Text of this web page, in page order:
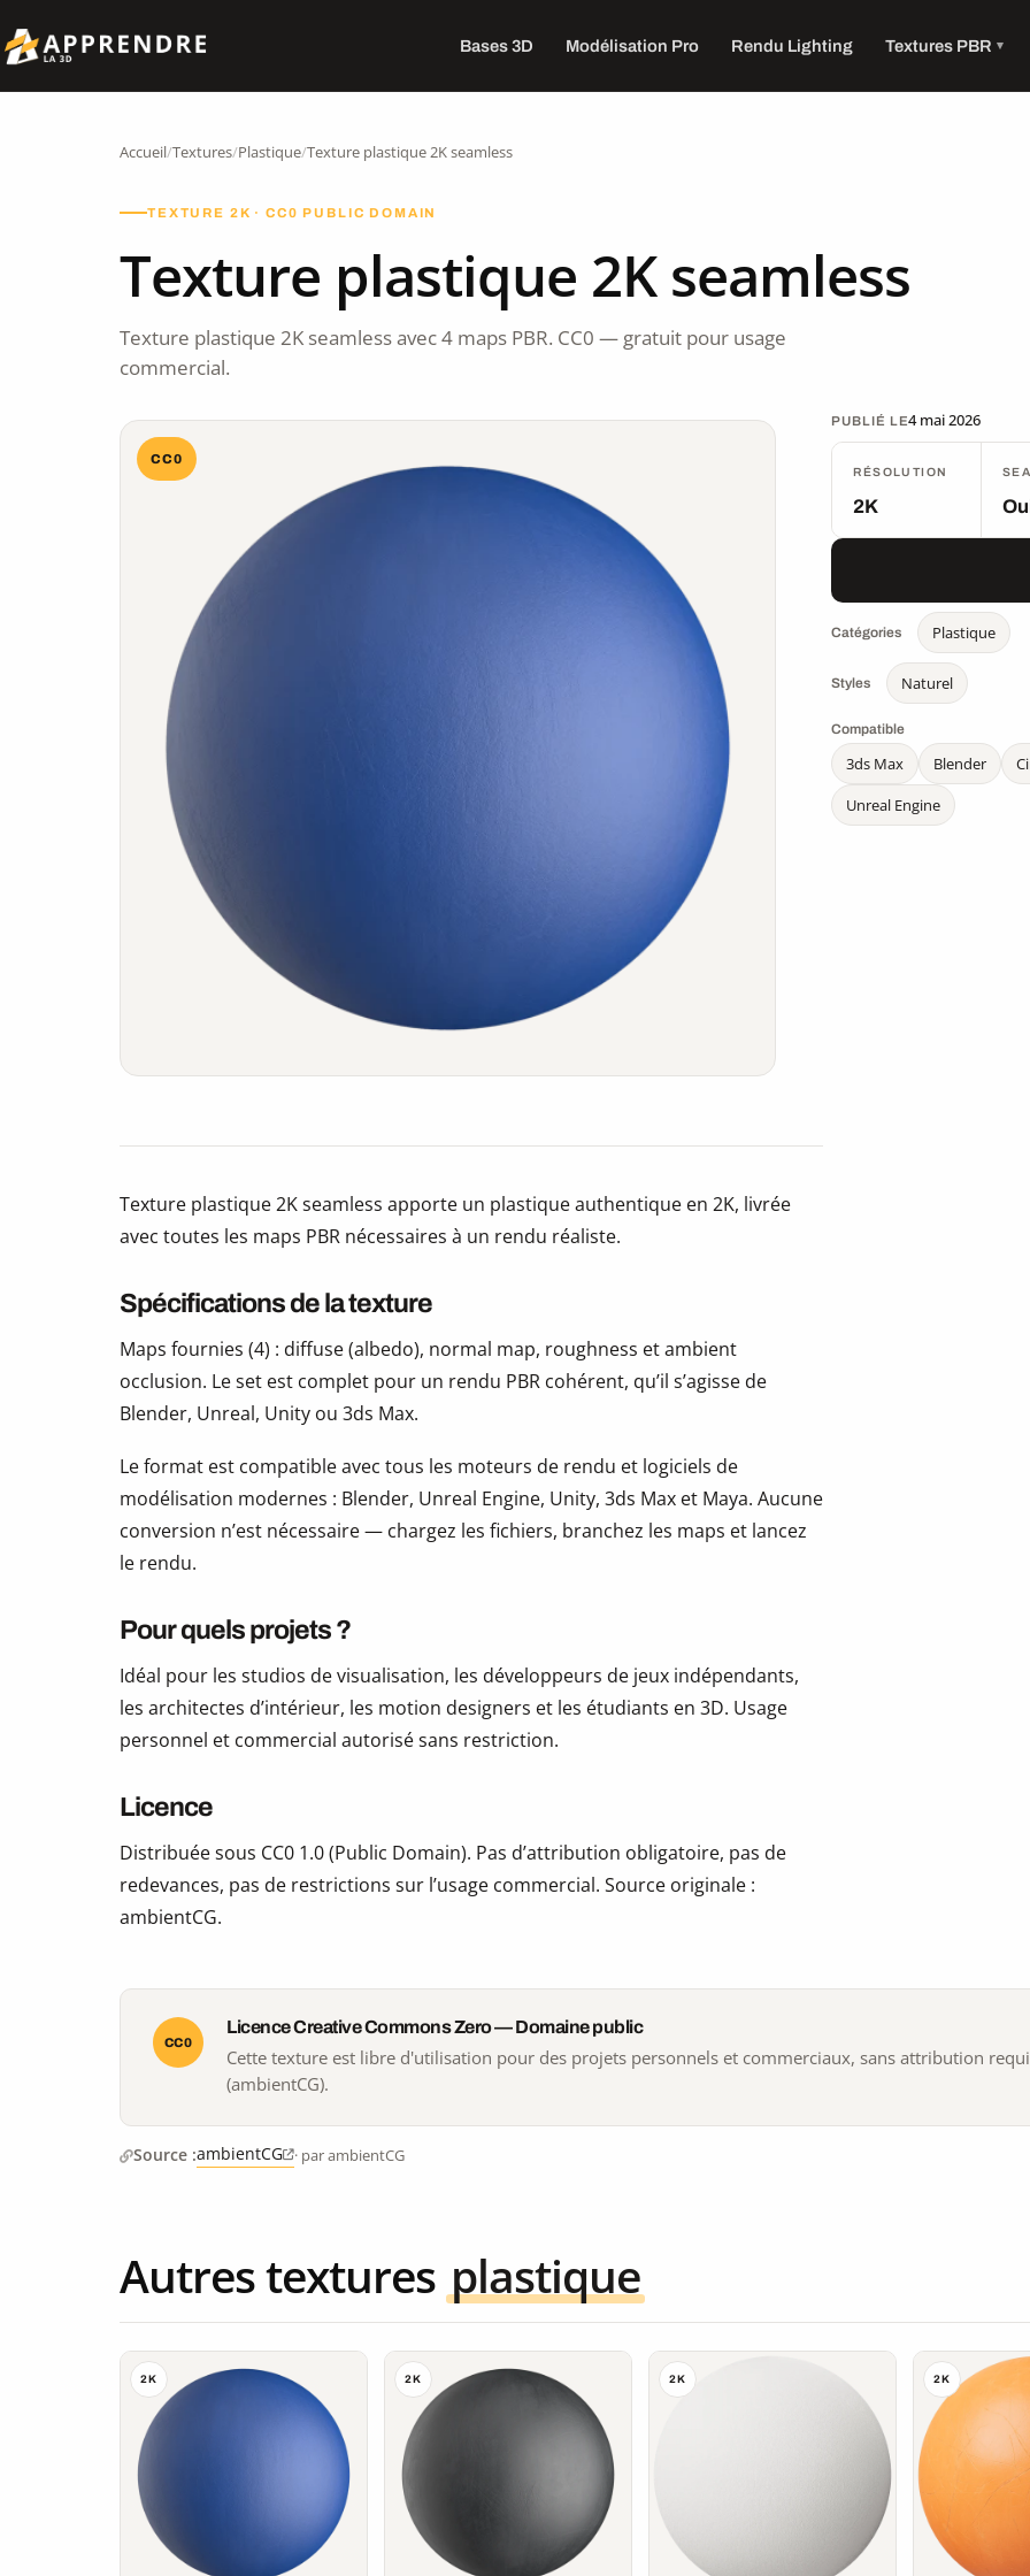
Bases 3D Modélisation Pro Rendu Lighting Textures PBR
Accueil/Textures/Plastique/Texture plastique 2K seamless
TEXTURE 2K · CC0 PUBLIC DOMAIN
Texture plastique 2K seamless
Texture plastique 2K seamless avec 4 maps PBR. CC0 — gratuit pour usage
commercial.
CC0
PUBLIÉ LE4 mai 2026
RÉSOLUTION
2K
Catégories Plastique
Styles Naturel
Compatible
3ds Max Blender
Unreal Engine
Texture plastique 2K seamless apporte un plastique authentique en 2K, livrée
avec toutes les maps PBR nécessaires à un rendu réaliste.
Spécifications de la texture
Maps fournies (4) : diffuse (albedo), normal map, roughness et ambient
occlusion. Le set est complet pour un rendu PBR cohérent, qu’il s’agisse de
Blender, Unreal, Unity ou 3ds Max.
Le format est compatible avec tous les moteurs de rendu et logiciels de
modélisation modernes : Blender, Unreal Engine, Unity, 3ds Max et Maya. Aucune
conversion n’est nécessaire — chargez les fichiers, branchez les maps et lancez
le rendu.
Pour quels projets ?
Idéal pour les studios de visualisation, les développeurs de jeux indépendants,
les architectes d’intérieur, les motion designers et les étudiants en 3D. Usage
personnel et commercial autorisé sans restriction.
Licence
Distribuée sous CC0 1.0 (Public Domain). Pas d’attribution obligatoire, pas de
redevances, pas de restrictions sur l’usage commercial. Source originale :
ambientCG.
CC0
Licence Creative Commons Zero — Domaine public
Cette texture est libre d'utilisation pour des projets personnels et commerciaux, sans attribution
(ambientCG).
Source :ambientCG · par ambientCG
Autres textures plastique
2K 2K 2K 2K